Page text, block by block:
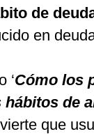
de
en
‘Cómo los
de
que